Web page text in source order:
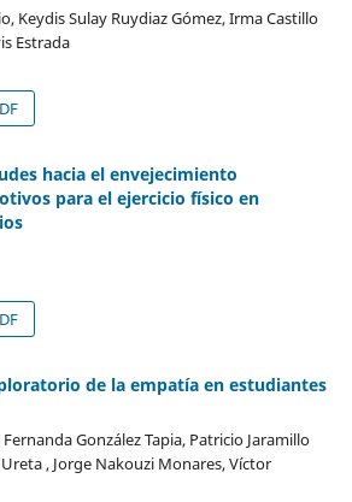
Keydis Sulay Ruydiaz Gómez, Irma Castillo
Estrada
hacia el envejecimiento
para el ejercicio físico en
de la empatía en estudiantes
González Tapia, Patricio Jaramillo
, Jorge Nakouzi Monares, Víctor